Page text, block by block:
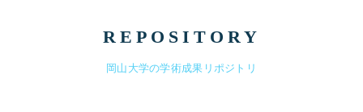
REPOSITORY
岡山大学の学術成果リポジトリ